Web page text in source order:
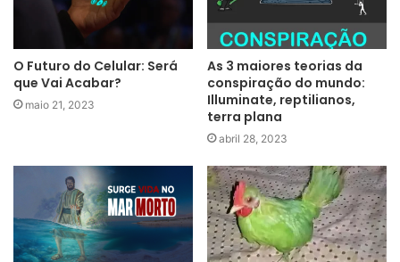
O Futuro do Celular: Será
que Vai Acabar?
maio 21, 2023
As 3 maiores teorias da
conspiração do mundo:
Illuminate, reptilianos,
terra plana
abril 28, 2023